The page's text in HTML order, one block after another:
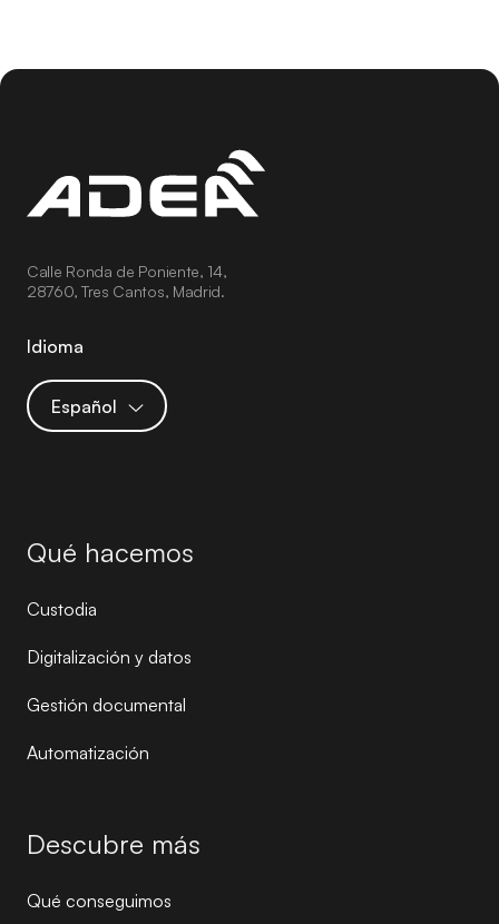
Calle Ronda de Poniente, 14,
28760, Tres Cantos, Madrid.
Idioma
Español
Qué hacemos
Custodia
Digitalización y datos
Gestión documental
Automatización
Descubre más
Qué conseguimos